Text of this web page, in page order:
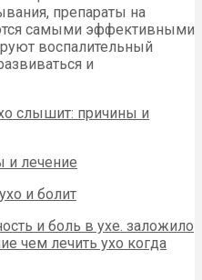
препараты на
самыми эффективными
воспалительный
и